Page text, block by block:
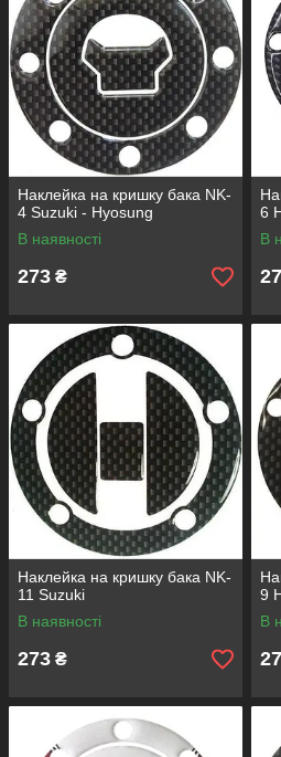
Наклейка на кришку бака NK-
4 Suzuki - Hyosung
В наявності
273 ₴
6
В
Наклейка на кришку бака NK-
11 Suzuki
В наявності
273 ₴
9
В